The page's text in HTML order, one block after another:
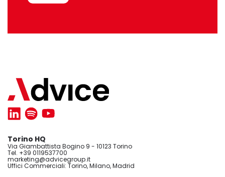
Torino HQ
Via Giambattista Bogino 9 - 10123 Torino
Tel. +39 0119537700
marketing@advicegroup.it
Uffici Commerciali: Torino, Milano, Madrid